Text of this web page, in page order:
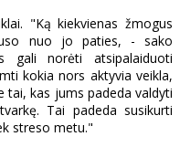
"Ką kiekvienas žmogus
nuo jo paties, - sako
gali norėti atsipalaiduoti
kokia nors aktyvia veikla,
tai, kas jums padeda valdyti
Tai padeda susikurti
streso metu."